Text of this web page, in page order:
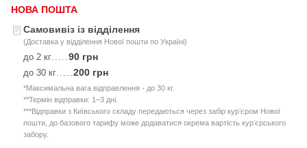
НОВА ПОШТА
Самовивіз із відділення
(Доставка у відділення Нової пошти по Україні)
до 2 кг 90 грн
до 30 кг 200 грн
*Максимальна вага відправлення - до 30 кг.
**Термін відправки: 1–3 дні.
***Відправки з Київського складу передаються через забір курʼєром Нової
пошти, до базового тарифу може додаватися окрема вартість курʼєрського
забору.